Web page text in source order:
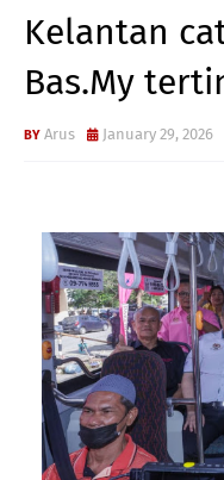
Kelantan
Bas.My
Arus January 29, 2026